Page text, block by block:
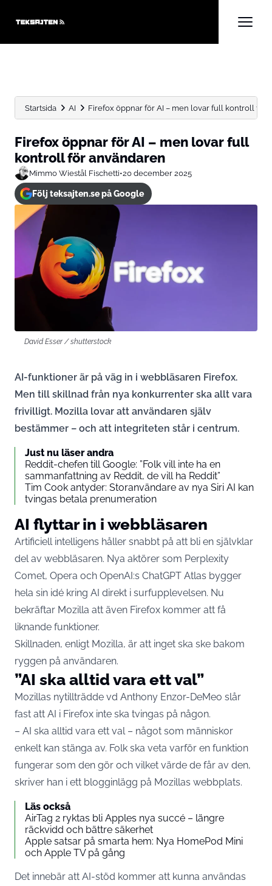
Startsida AI Firefox öppnar för AI – men lovar full kontroll för...
Firefox öppnar för AI – men lovar full
kontroll för användaren
Mimmo Wiestål Fischetti•20 december 2025
Följ teksajten.se på Google
David Esser / shutterstock
AI-funktioner är på väg in i webbläsaren Firefox.
Men till skillnad från nya konkurrenter ska allt vara
frivilligt. Mozilla lovar att användaren själv
bestämmer – och att integriteten står i centrum.
Just nu läser andra
Reddit-chefen till Google: ”Folk vill inte ha en
sammanfattning av Reddit, de vill ha Reddit”
Tim Cook antyder: Storanvändare av nya Siri AI kan
tvingas betala prenumeration
AI flyttar in i webbläsaren
Artificiell intelligens håller snabbt på att bli en självklar
del av webbläsaren. Nya aktörer som Perplexity
Comet, Opera och OpenAI:s ChatGPT Atlas bygger
hela sin idé kring AI direkt i surfupplevelsen. Nu
bekräftar Mozilla att även Firefox kommer att få
liknande funktioner.
Skillnaden, enligt Mozilla, är att inget ska ske bakom
ryggen på användaren.
”AI ska alltid vara ett val”
Mozillas nytillträdde vd Anthony Enzor-DeMeo slår
fast att AI i Firefox inte ska tvingas på någon.
– AI ska alltid vara ett val – något som människor
enkelt kan stänga av. Folk ska veta varför en funktion
fungerar som den gör och vilket värde de får av den,
skriver han i ett blogginlägg på Mozillas webbplats.
Läs också
AirTag 2 ryktas bli Apples nya succé – längre
räckvidd och bättre säkerhet
Apple satsar på smarta hem: Nya HomePod Mini
och Apple TV på gång
Det innebär att AI-stöd kommer att kunna användas